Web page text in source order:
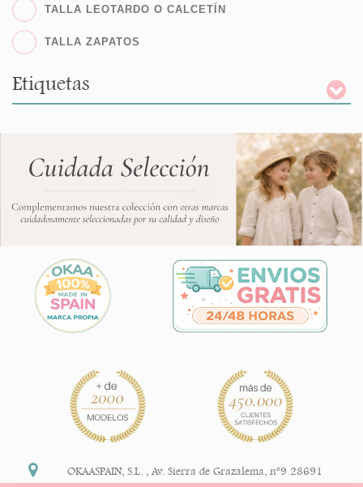
TALLA LEOTARDO O CALCETÍN
TALLA ZAPATOS
Etiquetas
OKAASPAIN, S.L. ,Av. Sierra de Grazalema, nº9 28691